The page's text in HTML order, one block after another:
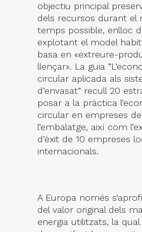
objectiu principal
dels recursos durant el
temps possible, enlloc
explotant el model
basa en «extreure-
llençar». La guia
circular aplicada als
d’envasat” recull 20
posar a la pràctica
circular en empreses
l’embalatge, així com
d’èxit de 10 empreses
internacionals.
A Europa només
del valor original dels
energia utilitzats, la